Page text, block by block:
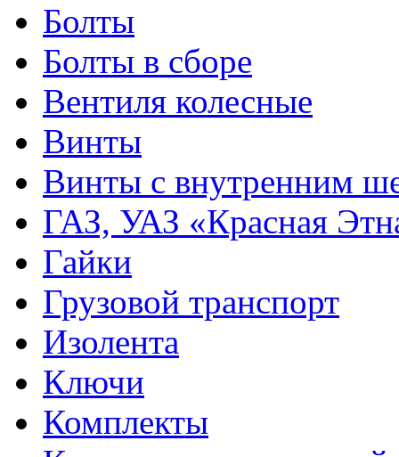
Болты
Болты в сборе
Вентиля колесные
Винты
Винты с внутренним
ГАЗ, УАЗ «Красная
Гайки
Грузовой транспорт
Изолента
Ключи
Комплекты